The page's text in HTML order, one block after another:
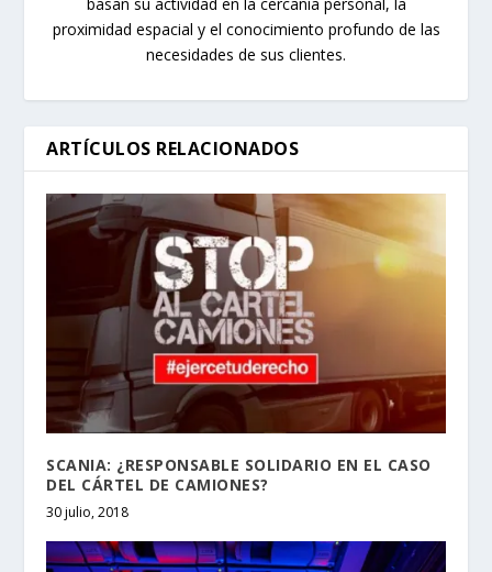
proximidad espacial y el conocimiento profundo de las
necesidades de sus clientes.
ARTÍCULOS RELACIONADOS
SCANIA: ¿RESPONSABLE SOLIDARIO EN EL CASO
DEL CÁRTEL DE CAMIONES?
30 julio, 2018